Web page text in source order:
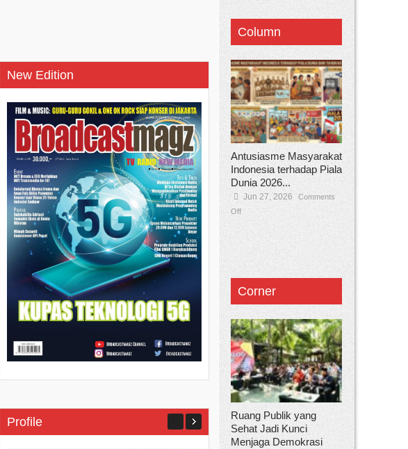
New Edition
Profile
Column
Antusiasme Masyarakat
Indonesia terhadap Piala
Dunia 2026...
Jun 27, 2026
Comments
Off
Corner
Ruang Publik yang
Sehat Jadi Kunci
Menjaga Demokrasi